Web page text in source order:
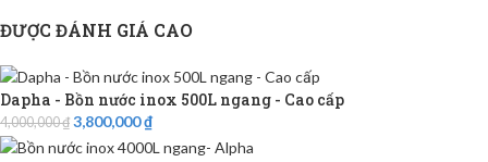
ĐƯỢC ĐÁNH GIÁ CAO
Dapha - Bồn nước inox 500L ngang - Cao cấp
4,000,000₫ 3,800,000₫